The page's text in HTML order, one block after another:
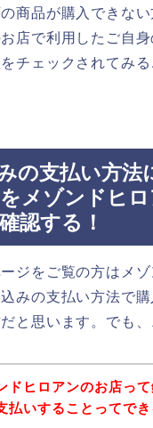
商品が購入できな
店で利用したご自身
チェックされてみる
の支払い方法
メゾンドヒ
認する！
ジをご覧の方はメ
みの支払い方法で
と思います。でも、
ドヒロアンのお店って
払いすることってでき